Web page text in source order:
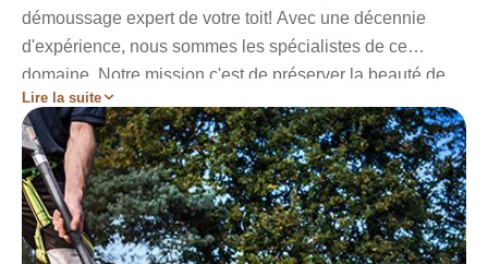
démoussage expert de votre toit! Avec une décennie
d'expérience, nous sommes les spécialistes de ce
domaine. Notre mission c'est de préserver la beauté de
votre toit tout en le protégeant des agressions extérieures.
Optez pour un nettoyage exceptionnel en nous laissant
intervenir rapidement. Nous mettons toujours la sécurité
en avant lors de chaque opération. Faites le choix
judicieux, contactez-nous et recevez un devis détaillé
gratuitement. Votre toit mérite le meilleur des entretiens,
Lire la suite